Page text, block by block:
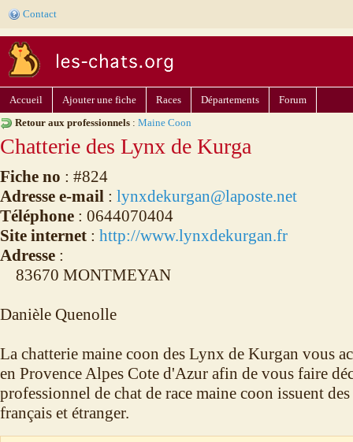
Contact
Accueil Ajouter une fiche Races Départements
Forum
Retour aux professionnels : Maine Coon
Chatterie des Lynx de Kurga
Fiche no : #824
Adresse e-mail : lynxdekurgan@laposte.net
Téléphone : 0644070404
Site internet : http://www.lynxdekurgan.fr
Adresse :
83670 MONTMEYAN
Danièle Quenolle
La chatterie maine coon des Lynx de Kurgan vous
en Provence Alpes Cote d'Azur afin de vous faire
professionnel de chat de race maine coon issuent
français et étranger.